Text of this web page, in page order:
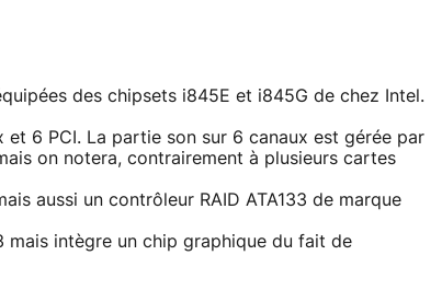
des chipsets i845E et i845G de chez Intel.
et 6 PCI. La partie son sur 6 canaux est gérée par
on notera, contrairement à plusieurs cartes
aussi un contrôleur RAID ATA133 de marque
intègre un chip graphique du fait de